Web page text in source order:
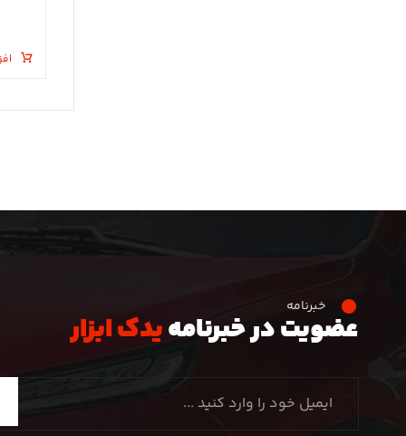
خبرنامه
عضویت در خبرنامهیدک ابزار